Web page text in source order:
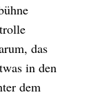
das
in den
dem